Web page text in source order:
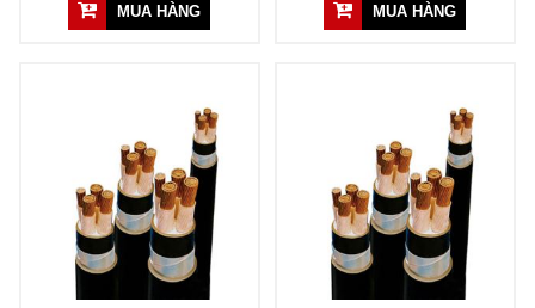
MUA HÀNG MUA HÀNG